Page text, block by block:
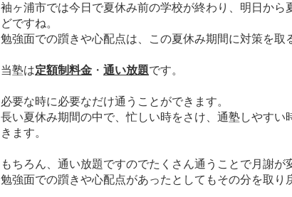
袖ヶ浦市では今日で夏休み前の学校が終わり、明日から
どですね。
勉強面での躓きや心配点は、この夏休み期間に対策を取
当塾は定額制料金 ・ 通い放題です。
必要な時に必要なだけ通うことができます。
長い夏休み期間の中で、忙しい時をさけ、通塾しやすい
きます。
もちろん、通い放題ですのでたくさん通うことで月謝が
勉強面での躓きや心配点があったとしてもその分を取り